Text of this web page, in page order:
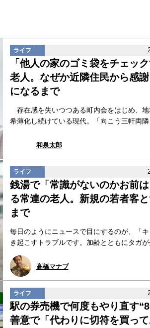
ライフ
「他人の家のゴミ袋をチェッ
老人。なぜか近隣住民から感
になるまで
存在感を失いつつある町内会をはじめ、
希薄化し続けている現代。「向こう三軒両隣
和泉太郎
ライフ
銭湯で「常識がないのかお前
る常連の老人。新規の若者客
まで
毎日のようにニュースで目にするのが、「
き起こすトラブルです。加齢とともにタガが
高橋マナブ
ライフ
駅の券売機で何度もやり直す
善意で「代わりに切符を買っ